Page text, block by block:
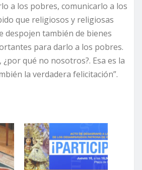
a los pobres, comunicarlo a los
que religiosos y religiosas
despojen también de bienes
para darlo a los pobres.
qué no nosotros?. Esa es la
la verdadera felicitación”.